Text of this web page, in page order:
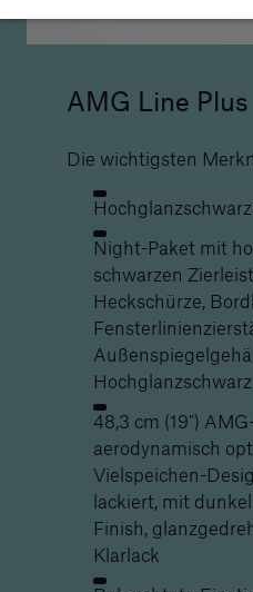
AMG Line Plus
Die wichtigsten
Night-Paket mit
schwarzen
Heckschürze,
Hochglanzschwarz
48,3 cm (19")
aerodynamisch
Vielspeichen-
lackiert, mit
Finish,
Klarlack